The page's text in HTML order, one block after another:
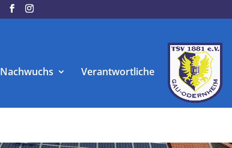
Nachwuchs Verantwortliche